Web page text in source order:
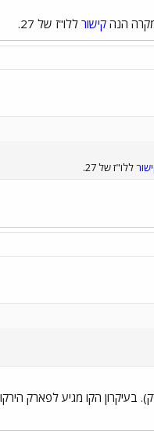
הנה קישור ללו"ז של 27.
ללו"ז של 27.
בעיקרון הקו מגיע לפארק